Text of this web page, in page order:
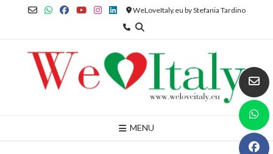
WeLoveItaly.eu by Stefania Tardino
MENU